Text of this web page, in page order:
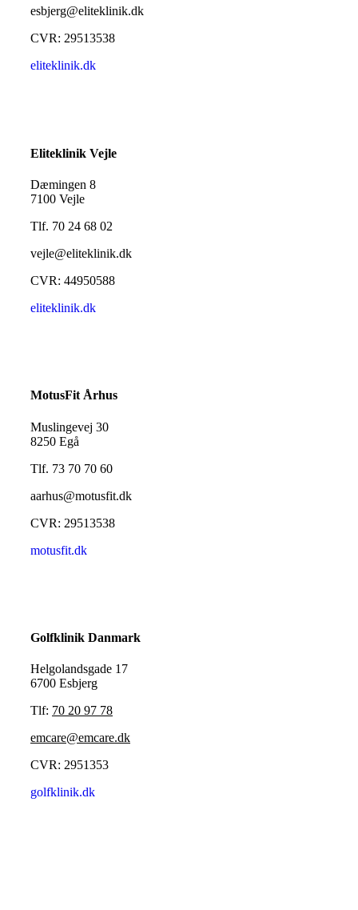
esbjerg@eliteklinik.dk
CVR: 29513538
eliteklinik.dk
Eliteklinik Vejle
Dæmingen 8
7100 Vejle
Tlf. 70 24 68 02
vejle@eliteklinik.dk
CVR: 44950588
eliteklinik.dk
MotusFit Århus
Muslingevej 30
8250 Egå
Tlf. 73 70 70 60
aarhus@motusfit.dk
CVR: 29513538
motusfit.dk
Golfklinik Danmark
Helgolandsgade 17
6700 Esbjerg
Tlf: 70 20 97 78
emcare@emcare.dk
CVR: 2951353
golfklinik.dk